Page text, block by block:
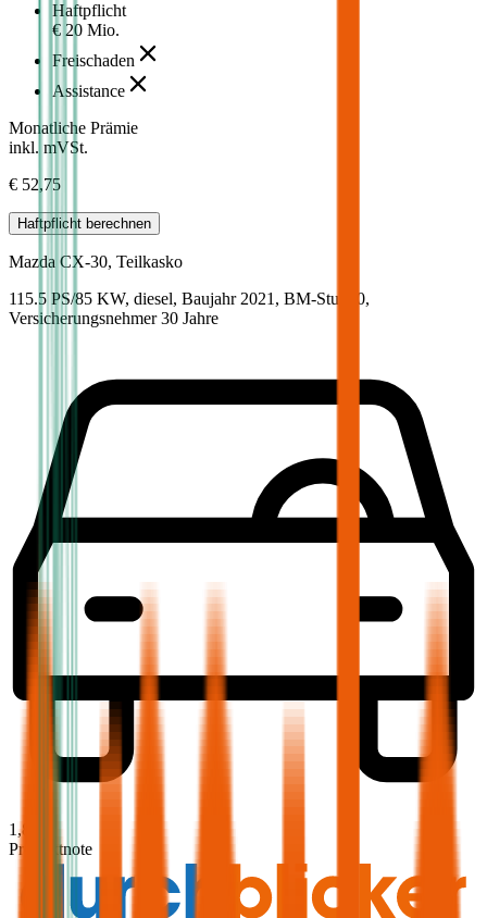
Haftpflicht
€ 20 Mio.
Freischaden
Assistance
Monatliche Prämie
inkl. mVSt.
€ 52,75
Haftpflicht berechnen
Mazda CX-30, Teilkasko
115.5 PS/85 KW, diesel, Baujahr 2021, BM-Stufe 0,
Versicherungsnehmer 30 Jahre
1,8
Produktnote